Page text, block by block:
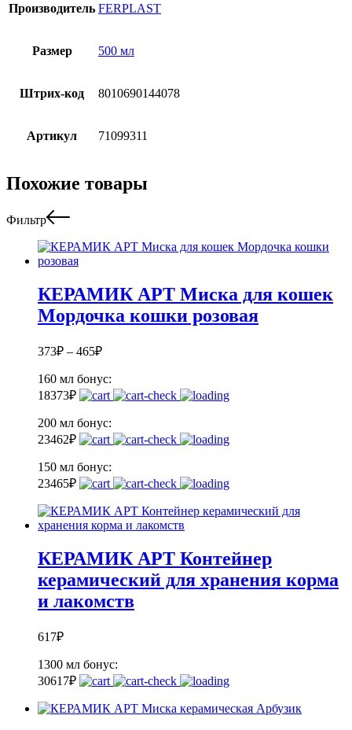
Производитель FERPLAST
Размер 500 мл
Штрих-код 8010690144078
Артикул 71099311
Похожие товары
Фильтр
КЕРАМИК АРТ Миска для кошек
Мордочка кошки розовая
373₽ – 465₽
160 мл бонус:
18373₽
200 мл бонус:
23462₽
150 мл бонус:
23465₽
КЕРАМИК АРТ Контейнер
керамический для хранения корма
и лакомств
617₽
1300 мл бонус:
30617₽